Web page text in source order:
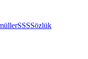
SSSSözlük